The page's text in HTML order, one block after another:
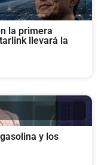
la primera
llevará la
y los